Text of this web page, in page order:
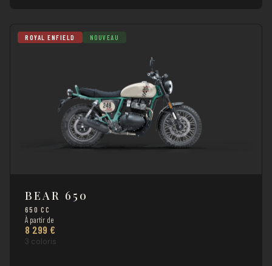
ROYAL ENFIELD NOUVEAU
BEAR 650
650 CC
À partir de
8 299 €
3 coloris